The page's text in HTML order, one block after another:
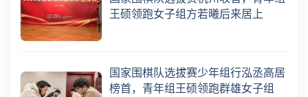
王硕领跑女子组方若曦后来居上
国家围棋队选拔赛少年组行泓丞高居
榜首，青年组王硕领跑群雄女子组